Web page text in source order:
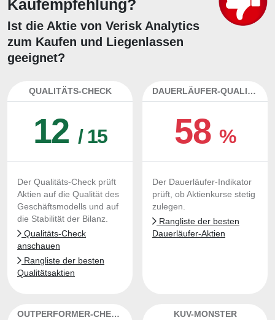
Kaufempfehlung?
Ist die Aktie von Verisk Analytics
zum Kaufen und Liegenlassen
geeignet?
QUALITÄTS-CHECK
12 / 15
Der Qualitäts-Check prüft
Aktien auf die Qualität des
Geschäftsmodells und auf
die Stabilität der Bilanz.
Qualitäts-Check
anschauen
Rangliste der besten
Qualitätsaktien
DAUERLÄUFER-QUALITÄTEN
58%
Der Dauerläufer-Indikator
prüft, ob Aktienkurse stetig
zulegen.
Rangliste der besten
Dauerläufer-Aktien
OUTPERFORMER-CHECK KUV-MONSTER